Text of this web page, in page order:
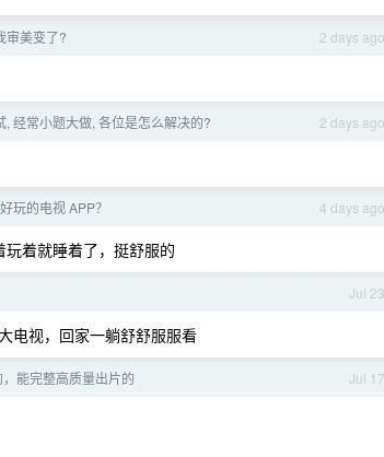
2 days ago
审美变了?
2 days ago
经常小题大做, 各位是怎么解决的?
4 days ago
玩的电视 APP？
着就睡着了，挺舒服的
Jul 23
电视，回家一躺舒舒服服看
Jul 17
能完整高质量出片的